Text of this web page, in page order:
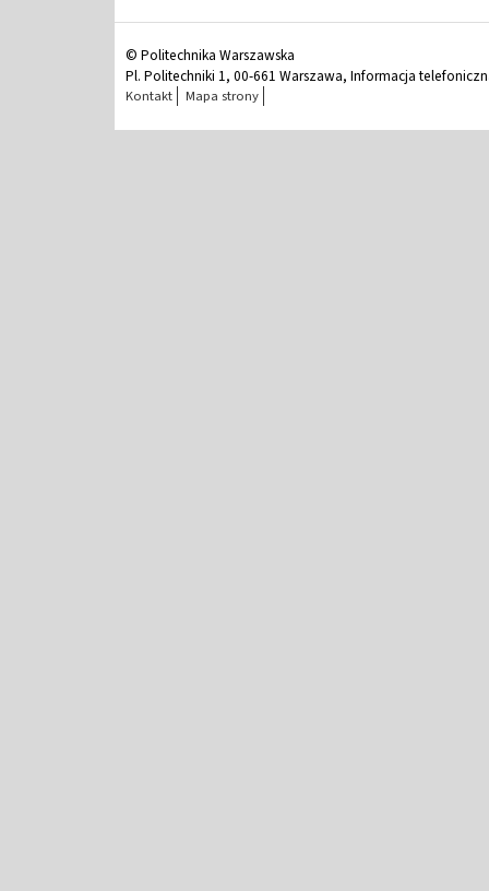
© Politechnika Warszawska
Pl. Politechniki 1, 00-661 Warszawa, Informacja
Kontakt Mapa strony